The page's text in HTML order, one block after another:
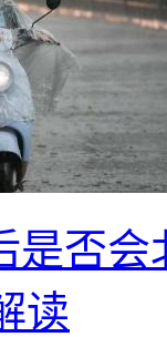
是否
读